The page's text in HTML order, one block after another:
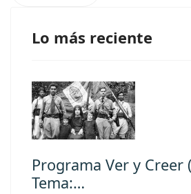
Lo más reciente
Programa Ver y Creer
Tema:…